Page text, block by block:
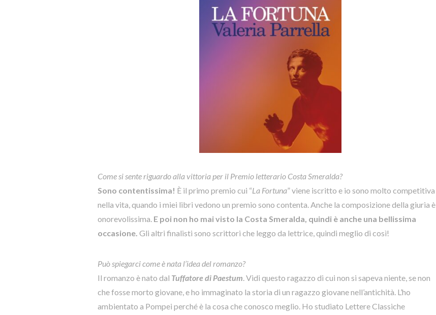
Come si sente riguardo alla vittoria per il Premio letterario Costa Smeralda?
Sono contentissima! È il primo premio cui “La Fortuna” viene iscritto e io sono molto competitiva
nella vita, quando i miei libri vedono un premio sono contenta. Anche la composizione della giuria è
onorevolissima. E poi non ho mai visto la Costa Smeralda, quindi è anche una bellissima
occasione. Gli altri finalisti sono scrittori che leggo da lettrice, quindi meglio di così!
Può spiegarci come è nata l’idea del romanzo?
Il romanzo è nato dal Tuffatore di Paestum. Vidi questo ragazzo di cui non si sapeva niente, se non
che fosse morto giovane, e ho immaginato la storia di un ragazzo giovane nell’antichità. L’ho
ambientato a Pompei perché è la cosa che conosco meglio. Ho studiato Lettere Classiche